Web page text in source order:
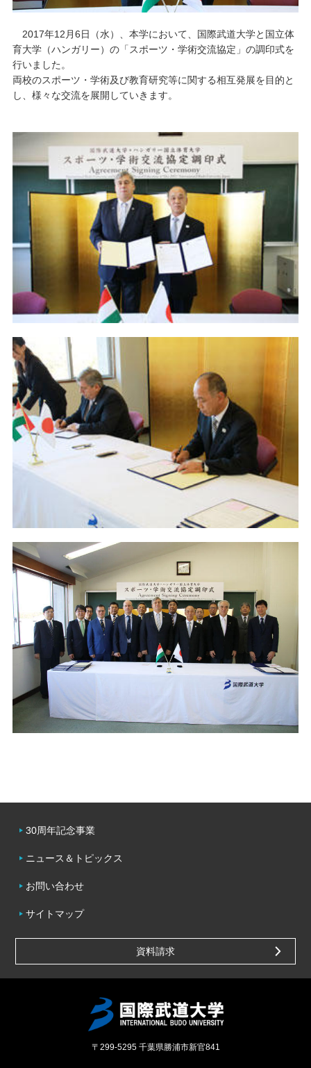
2017年12月6日（水）、本学において、国際武道大学と国立体
育大学（ハンガリー）の「スポーツ・学術交流協定」の調印式を
行いました。
両校のスポーツ・学術及び教育研究等に関する相互発展を目的と
し、様々な交流を展開していきます。
30周年記念事業
ニュース＆トピックス
お問い合わせ
サイトマップ
資料請求
〒299-5295 千葉県勝浦市新官841